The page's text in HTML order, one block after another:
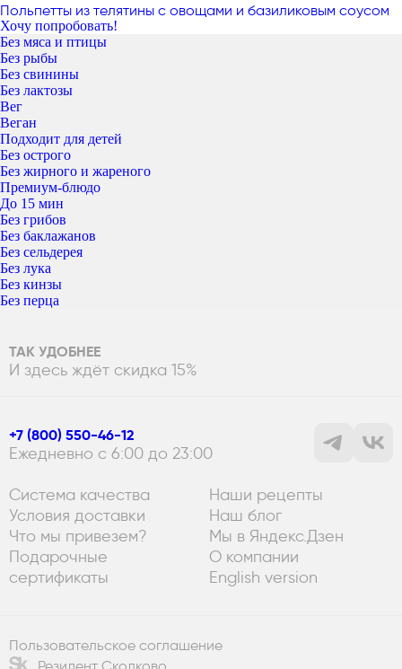
Польпетты из телятины с овощами и базиликовым соусом
Хочу попробовать!
Без мяса и птицы
Без рыбы
Без свинины
Без лактозы
Вег
Веган
Подходит для детей
Без острого
Без жирного и жареного
Премиум-блюдо
До 15 мин
Без грибов
Без баклажанов
Без сельдерея
Без лука
Без кинзы
Без перца
ТАК УДОБНЕЕ
И здесь ждёт скидка 15%
+7 (800) 550-46-12
Ежедневно с 6:00 до 23:00
Система качества
Условия доставки
Что мы привезем?
Подарочные
сертификаты
Наши рецепты
Наш блог
Мы в Яндекс.Дзен
О компании
English version
Пользовательское соглашение